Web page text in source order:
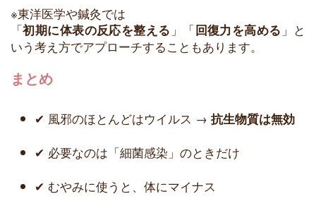
※東洋医学や鍼灸では
「初期に体表の反応を整える 」「回復力を高める 」と
いう考え方でアプローチすることもあります。
まとめ
✔ 風邪のほとんどはウイルス → 抗生物質は無効
✔ 必要なのは「細菌感染」のときだけ
✔ むやみに使うと、体にマイナス